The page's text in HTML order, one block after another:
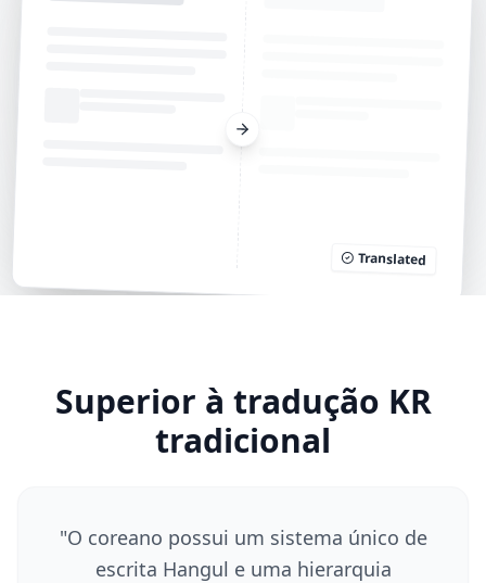
Translated
Superior à tradução KR
tradicional
"O coreano possui um sistema único de
escrita Hangul e uma hierarquia